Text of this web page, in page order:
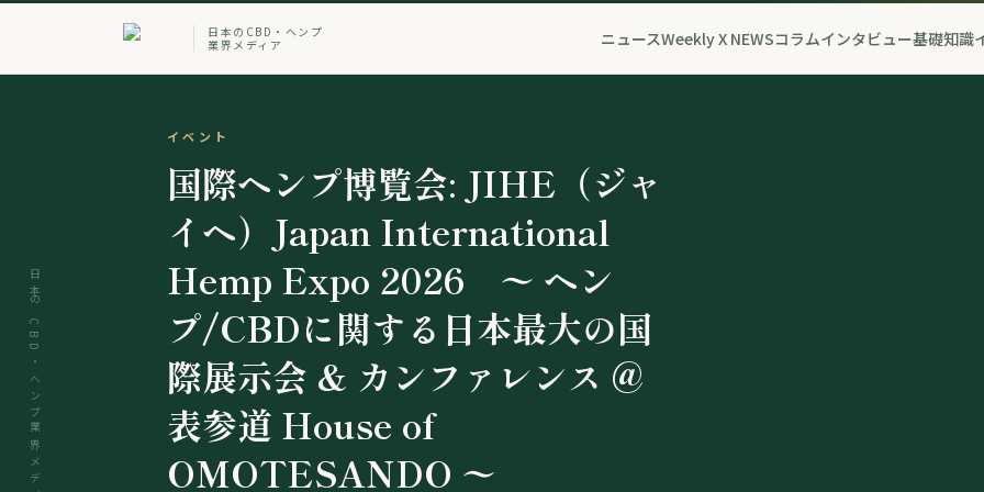
日本のCBD・ヘンプ
業界メディア
ニュースWeekly X NEWSコラムインタビュー基礎知識
日本のCBD・ヘンプ業界メディア
イベント
国際ヘンプ博覧会: JIHE（ジャ
イヘ）Japan International
Hemp Expo 2026 〜 ヘン
プ/CBDに関する日本最大の国
際展示会 & カンファレンス @
表参道 House of
OMOTESANDO 〜
Weekly X NEWS
CBD・ヘンプ業界 Weekly X
News（2026年7月27日〜8月2
日）
2026.08.03
続きを読む
プレスリリース
日本最大級のCBD・ヘンプの祭
典「国際ヘンプ博覧会
JIHE（ジャイヘ）2026」、11
月13日（金）・14日（土）東
京・表参道「House of
OMOTESANDO」で開催決定
2026.06.23
プレスリリース
「CBD白書 2026」制作決定。
4月20日より調査協力者・パー
トナー企業の募集を開始
2026.04.20
続きを読む
プレスリリース
「CBD白書 2026」制作決定、
4月20日より調査協力者・パー
トナー企業の募集を開始 ～75年
ぶりの法改正後初、ヘンプ産業
全体に調査を拡大。業界初のAI
インタビューシステムを導入～
2026.04.20